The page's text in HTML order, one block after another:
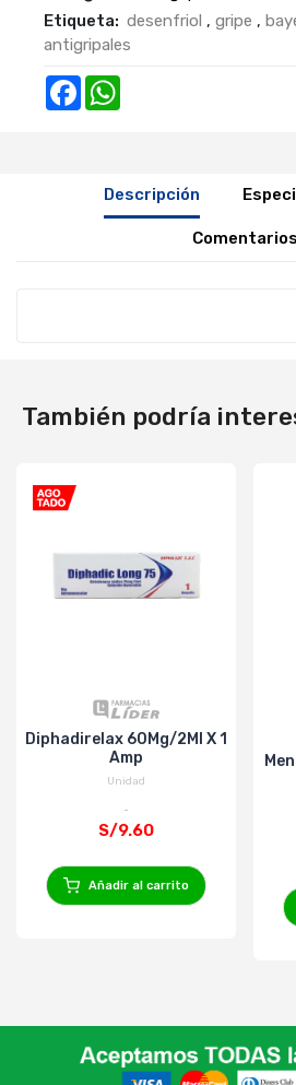
Etiqueta: desenfriol , gripe ,
antigripales
Facebook
Descripción
Comentarios
También podría
Diphadirelax 60Mg/2Ml X 1
Amp
Unidad
S/9.60
Añadir al carrito